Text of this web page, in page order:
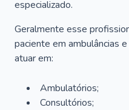
especializado.
Geralmente esse
paciente em ambulâncias
atuar em:
Ambulatórios;
Consultórios;